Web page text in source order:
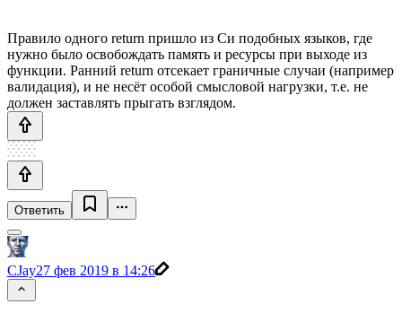
Правило одного return пришло из Си подобных языков, где
нужно было освобождать память и ресурсы при выходе из
функции. Ранний return отсекает граничные случаи (например
валидация), и не несёт особой смысловой нагрузки, т.е. не
должен заставлять прыгать взглядом.
Ответить
CJay27 фев 2019 в 14:26